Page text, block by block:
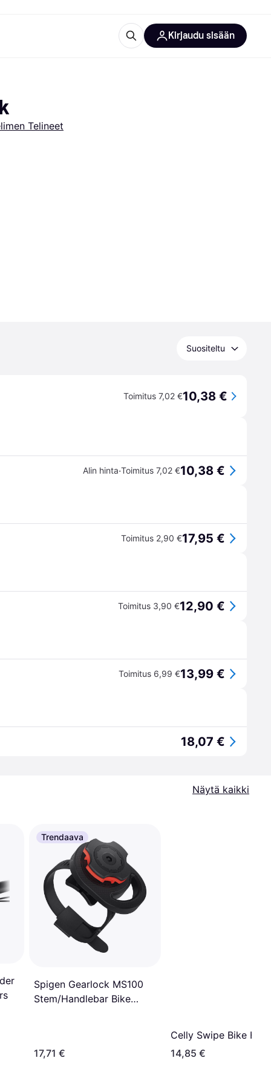
Kirjaudu sisään
Telineet
Suositeltu
Toimitus 7,02 €10,38 €
Alin hinta·Toimitus 7,02 €10,38 €
Toimitus 2,90 €17,95 €
Toimitus 3,90 €12,90 €
Toimitus 6,99 €13,99 €
18,07 €
Näytä kaikki
Trendaava
Spigen Gearlock MS100
Stem/Handlebar Bike
17,71 €
Celly Swipe Bike
14,85 €